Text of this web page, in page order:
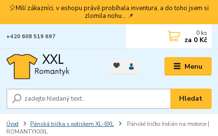
🎈Milí zákazníci, v eshopu právě probíhala inventura, a do toho jsem si
zlomila nohu... 📌
Menu
Hledat
+420 608 519 697 0 ks
za 0 Kč
Úvod Pánská trička s potiskem XL-8XL
Pánské tričko Indián na motorce |
ROMANTYKXXL